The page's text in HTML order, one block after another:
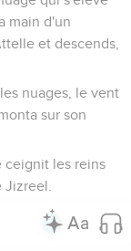
main d'un
et descends,
nuages, le vent
sur son
ceignit les reins